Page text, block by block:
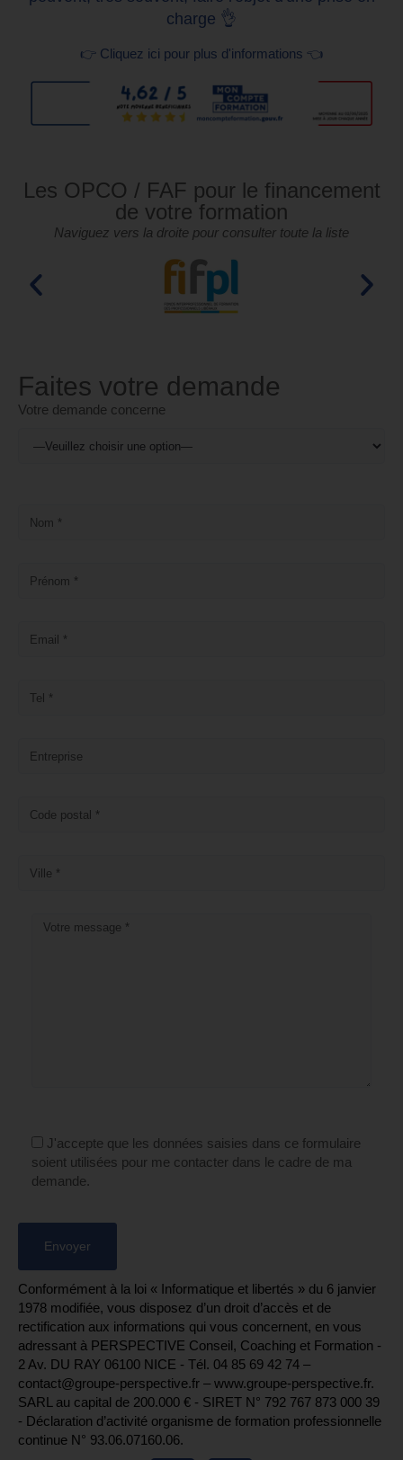
charge 👌
👉 Cliquez ici pour plus d'informations 👈
Les OPCO / FAF pour le financement
de votre formation
Naviguez vers la droite pour consulter toute la liste
Faites votre demande
Votre demande concerne
J'accepte que les données saisies dans ce formulaire
soient utilisées pour me contacter dans le cadre de ma
demande.
Conformément à la loi « Informatique et libertés » du 6 janvier
1978 modifiée, vous disposez d’un droit d’accès et de
rectification aux informations qui vous concernent, en vous
adressant à PERSPECTIVE Conseil, Coaching et Formation -
2 Av. DU RAY 06100 NICE - Tél. 04 85 69 42 74⁩ –
contact@groupe-perspective.fr – www.groupe-perspective.fr.
SARL au capital de 200.000 € - SIRET N° 792 767 873 000 39
- Déclaration d’activité organisme de formation professionnelle
continue N° 93.06.07160.06.